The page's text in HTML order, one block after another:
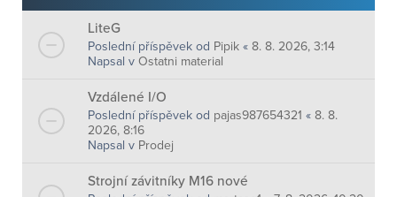
LiteG
Poslední příspěvek od Pipik « 8. 8. 2026, 3:14
Napsal v Ostatni material
Vzdálené I/O
Poslední příspěvek od pajas987654321 « 8. 8.
2026, 8:16
Napsal v Prodej
Strojní závitníky M16 nové